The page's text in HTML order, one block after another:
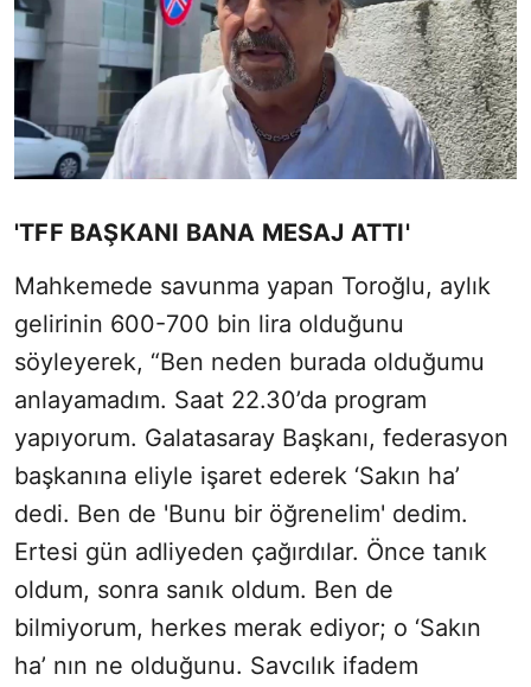
'TFF BAŞKANI BANA MESAJ ATTI'
Mahkemede savunma yapan Toroğlu, aylık
gelirinin 600-700 bin lira olduğunu
söyleyerek, “Ben neden burada olduğumu
anlayamadım. Saat 22.30’da program
yapıyorum. Galatasaray Başkanı, federasyon
başkanına eliyle işaret ederek ‘Sakın ha’
dedi. Ben de 'Bunu bir öğrenelim' dedim.
Ertesi gün adliyeden çağırdılar. Önce tanık
oldum, sonra sanık oldum. Ben de
bilmiyorum, herkes merak ediyor; o ‘Sakın
ha’ nın ne olduğunu. Savcılık ifadem